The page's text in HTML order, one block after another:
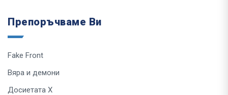
Препоръчваме Ви
Fake Front
Вяра и демони
Досиетата Х